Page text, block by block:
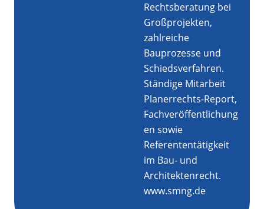
Rechtsberatung bei
Großprojekten,
zahlreiche
Bauprozesse und
Schiedsverfahren.
Ständige Mitarbeit
Planerrechts-Report,
Fachveröffentlichung
en sowie
Referententätigkeit
im Bau- und
Architektenrecht.
www.smng.de